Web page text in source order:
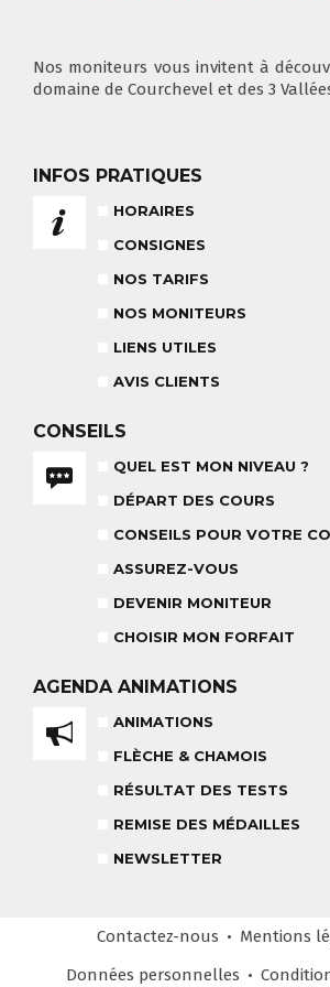
À SKI
NOS TARIFS
POUR CET HIVER
NOS MONITEURS
& PARTENAIRES
LIEUX DE RASSEMBLEMENTS
CONSEILS POUR VOTRE COURS
CONSEILS AUX PARENTS
ASSUREZ-VOUS
DEVENIR MONITEUR
TOUS LES JOURS
RÉSULTAT DES TESTS
LE VENDREDI
BABY CLUB
18 MOIS À 3 ANS
COURS DE SKI ENFANTS & TEAM
COURS PRIVÉ APRÈS-MIDI
À PARTIR DE 260€
Nos moniteurs vous invitent à
domaine de Courchevel et des 3
INFOS PRATIQUES
HORAIRES
CONSIGNES
NOS TARIFS
NOS MONITEURS
LIENS UTILES
AVIS CLIENTS
CONSEILS
QUEL EST MON NIVEAU ?
DÉPART DES COURS
CONSEILS POUR VOTRE
ASSUREZ-VOUS
DEVENIR MONITEUR
CHOISIR MON FORFAIT
AGENDA ANIMATIONS
ANIMATIONS
FLÈCHE & CHAMOIS
RÉSULTAT DES TESTS
REMISE DES MÉDAILLES
NEWSLETTER
Contactez-nous
Mentions
Données personnelles